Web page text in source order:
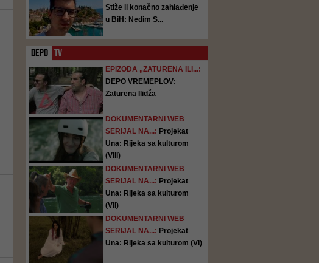
Stiže li konačno zahlađenje
u BiH: Nedim S...
DEPO TV
EPIZODA „ZATURENA ILI...:
DEPO VREMEPLOV:
Zaturena Ilidža
DOKUMENTARNI WEB
SERIJAL NA...: Projekat
Una: Rijeka sa kulturom
(VIII)
DOKUMENTARNI WEB
SERIJAL NA...: Projekat
Una: Rijeka sa kulturom
(VII)
DOKUMENTARNI WEB
SERIJAL NA...: Projekat
Una: Rijeka sa kulturom (VI)